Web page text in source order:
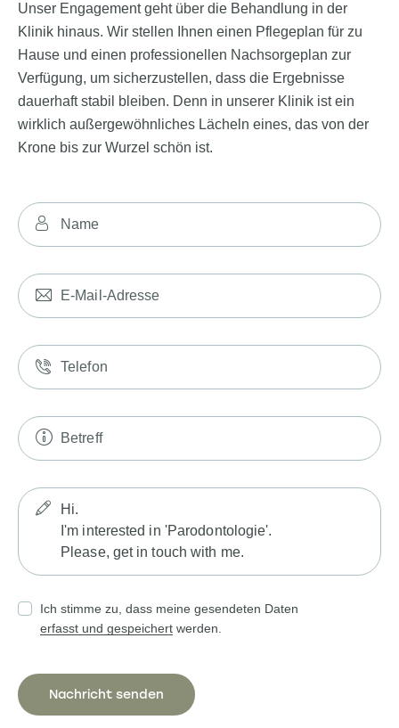
Unser Engagement geht über die Behandlung in der
Klinik hinaus. Wir stellen Ihnen einen Pflegeplan für zu
Hause und einen professionellen Nachsorgeplan zur
Verfügung, um sicherzustellen, dass die Ergebnisse
dauerhaft stabil bleiben. Denn in unserer Klinik ist ein
wirklich außergewöhnliches Lächeln eines, das von der
Krone bis zur Wurzel schön ist.
Ich stimme zu, dass meine gesendeten Daten
erfasst und gespeichert werden.